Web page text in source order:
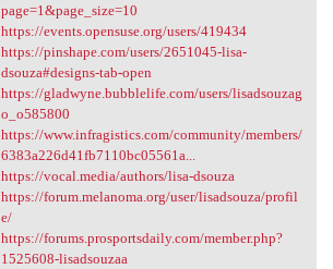
page=1&page_size=10
https://events.opensuse.org/users/419434
https://pinshape.com/users/2651045-lisa-
dsouza#designs-tab-open
https://gladwyne.bubblelife.com/users/lisadsouzag
o_o585800
https://www.infragistics.com/community/members/
6383a226d41fb7110bc05561a...
https://vocal.media/authors/lisa-dsouza
https://forum.melanoma.org/user/lisadsouza/profil
e/
https://forums.prosportsdaily.com/member.php?
1525608-lisadsouzaa